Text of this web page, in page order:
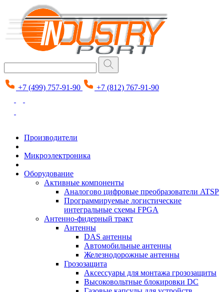
+7 (499) 757-91-90 +7 (812) 767-91-90
Производители
Микроэлектроника
Оборудование
Активные компоненты
Аналогово цифровые преобразователи ATSP
Программируемые логистические
интегральные схемы FPGA
Антенно-фидерный тракт
Антенны
DAS антенны
Автомобильные антенны
Железнодорожные антенны
Грозозащита
Аксессуары для монтажа грозозащиты
Высоковольтные блокировки DC